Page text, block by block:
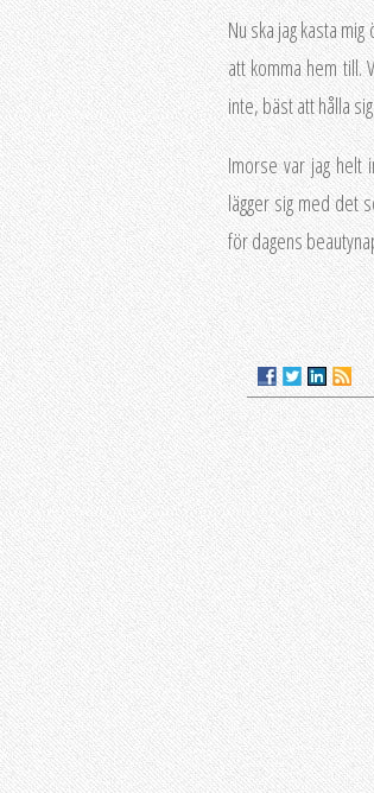
Nu ska jag kasta
att komma hem till.
inte, bäst att hålla
Imorse var jag helt
lägger sig med det
för dagens